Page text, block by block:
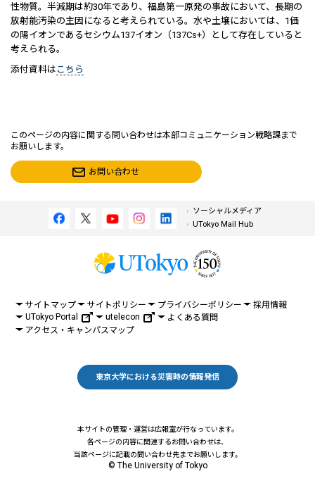
性物質。半減期は約30年であり、福島第一原発の事故において、長期の
放射能汚染の主因になると考えられている。水や土壌においては、1価
の陽イオンであるセシウム137イオン（137Cs+）として存在していると
考えられる。
添付資料は こちら
このページの内容に関する問い合わせは本部コミュニケーション戦略課まで
お願いします。
お問い合わせ
ソーシャルメディア
UTokyo Mail Hub
サイトマップ サイトポリシー プライバシーポリシー
採用情報
UTokyo Portal
utelecon
よくある質問
アクセス・キャンパスマップ
東京大学における災害時の情報発信
本サイトの管理・運営は広報室が行なっています。
各ページの内容に関連するお問い合わせは、
当該ページに記載の問い合わせ先までお願いします。
© The University of Tokyo